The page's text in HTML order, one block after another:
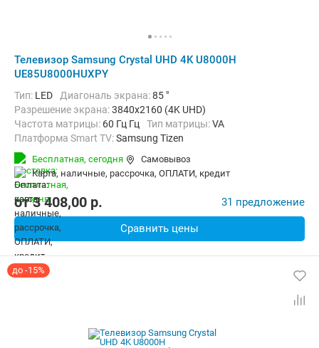
Телевизор Samsung Crystal UHD 4K U8000H
UE85U8000HUXPY
Тип: LED Диагональ экрана:85 "
Разрешение экрана:3840x2160 (4K UHD)
Частота матрицы: 60 Гц Гц Тип матрицы:VA
Платформа Smart TV:Samsung Tizen
Беспроводные интерфейсы:
Бесплатная, сегодня
Самовывоз
карта, наличные, рассрочка, ОПЛАТИ, кредит
от3 408,00 p. 31 предложение
Сравнить цены
до -15%